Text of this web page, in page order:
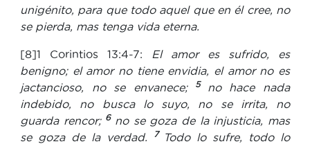
unigénito, para que todo aquel que en él cree, no
se pierda, mas tenga vida eterna.
[8]1 Corintios 13:4-7:
El amor es sufrido, es
benigno; el amor no tiene envidia, el amor no es
jactancioso, no se envanece;
5 no hace nada
indebido, no busca lo suyo, no se irrita, no
guarda rencor; 6 no se goza de la injusticia, mas
se goza de la verdad.
7
Todo lo sufre, todo lo